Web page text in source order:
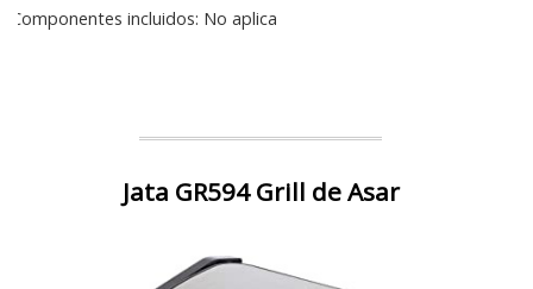
Componentes incluidos: No aplica
Jata GR594 Grill de Asar